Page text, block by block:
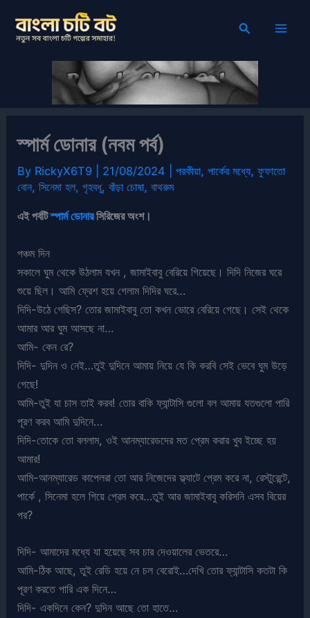
content
Search
স্পার্ম ডোনার (নবম পর্ব)
By RickyX6T9 21/08/2024 |পরকীয়া,পার্কের মধ্যে,ফুফাতো
বোন,সিনেমা হল,গৃহবধূ,বাঁড়া চোষা,বাথরুম
এই পর্বটিস্পার্ম ডোনারসিরিজের অংশ।
পঞ্চম দিন
সকালে ঘুম থেকে উঠলাম যখন , জামাইবাবু বেরিয়ে গিয়েছে। দিদি নিজের ঘরে
শুয়ে ছিল। আমি ফ্রেশ হয়ে গেলাম দিদির ঘরে…
দিদি-উঠে গেছিস? তোর জামাইবাবু তো কখন ভোরে বেরিয়ে গেছে। সেই থেকে
আমার আর ঘুম আসছে না…
আমি- কেন রে?
দিদি- দুদিন ও নেই…তুই দুদিনে আমায় নিয়ে যে কি করবি সেই ভেবে ঘুম উড়ে
গেছে!
আমি-তুই যা চাস তাই করব! তোর বাকি ফ্যান্টাসি গুলো বল আমায় যতগুলো পারি
পূরণ করব আমি দুদিনে…
দিদি-তোকে তো বললাম, ওই আনম্যারেডদের মত প্রেম করার খুব ইচ্ছে হয়
আমার!
আমি-আনম্যারেড কাপেলরা তো আর নিজেদের ফ্ল্যাটে প্রেম করে না, রেস্টুরেন্টে,
পার্কে , সিনেমা হলে গিয়ে প্রেম করে…তুই আর জামাইবাবু করিসনি এসব বিয়ের
পর?
দিদি- আমাদের মধ্যে যা হয়েছে সব চার দেওয়ালের ভেতরে…
আমি-ঠিক আছে, তুই রেডি হয়ে নে চল বেরোই…দেখি তোর ফ্যান্টাসি কতটা কি
পূরণ করতে পারি এক দিনে…
দিদি- একদিনে কেন? দুদিন আছে তো হাতে…